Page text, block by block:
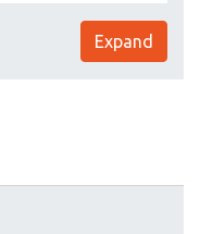
Expand